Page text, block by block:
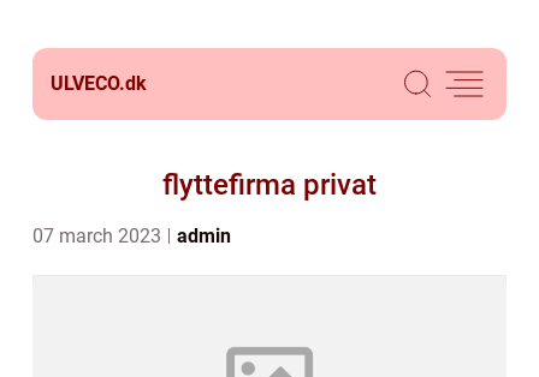
ULVECO.dk
flyttefirma privat
07 march 2023 admin